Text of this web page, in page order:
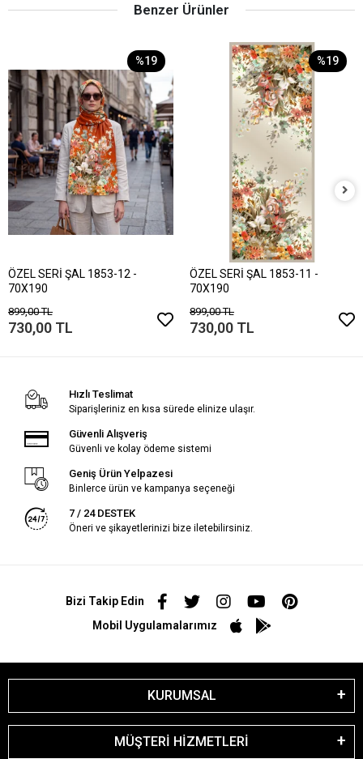
Benzer Ürünler
%19
ÖZEL SERİ ŞAL 1853-12 -
70X190
899,00 TL
730,00 TL
%19
ÖZEL SERİ ŞAL 1853-11 -
70X190
899,00 TL
730,00 TL
Hızlı Teslimat
Siparişleriniz en kısa sürede elinize ulaşır.
Güvenli Alışveriş
Güvenli ve kolay ödeme sistemi
Geniş Ürün Yelpazesi
Binlerce ürün ve kampanya seçeneği
7 / 24 DESTEK
Öneri ve şikayetlerinizi bize iletebilirsiniz.
Bizi Takip Edin
Mobil Uygulamalarımız
KURUMSAL
MÜŞTERİ HİZMETLERİ